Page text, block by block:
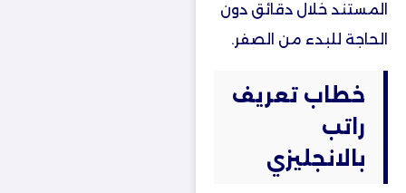
المستند خلال دقائق دون
الحاجة للبدء من الصفر.
خطاب تعريف
راتب
بالانجليزي